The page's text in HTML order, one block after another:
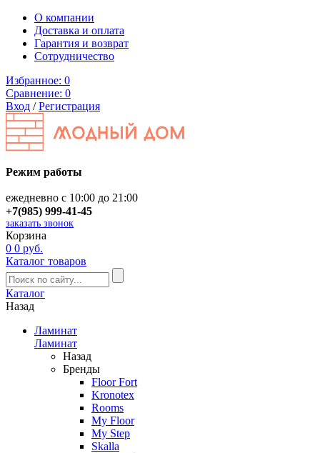
О компании
Доставка и оплата
Гарантия и возврат
Сотрудничество
Избранное: 0
Сравнение: 0
Вход /Регистрация
Режим работы
ежедневно с 10:00 до 21:00
+7(985) 999-41-45
заказать звонок
Корзина
0 0 руб.
Каталог товаров
Каталог
Назад
Ламинат
Ламинат
Назад
Бренды
Floor Fort
Kronotex
Rooms
My Floor
My Step
Skalla